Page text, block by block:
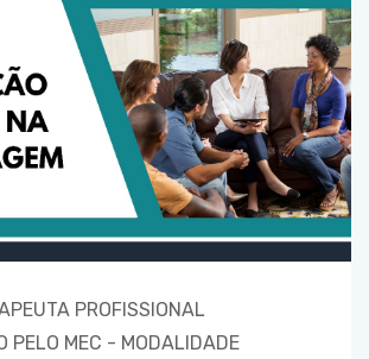
PROFISSIONAL
PELO MEC - MODALIDADE